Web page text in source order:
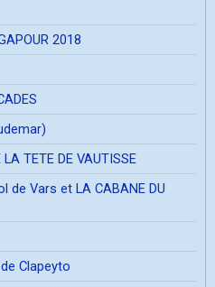
2018
TETE DE VAUTISSE
Vars et LA CABANE DU
Clapeyto